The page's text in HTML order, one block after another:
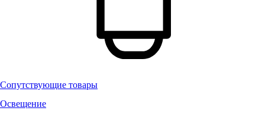
Сопутствующие товары
Освещение